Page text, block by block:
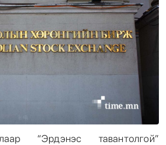
“Эрдэнэс тавантолгой”